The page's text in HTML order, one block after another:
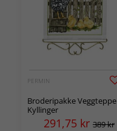
PERMIN
Broderipakke Veggteppe
Kyllinger
291,75 kr 389 kr